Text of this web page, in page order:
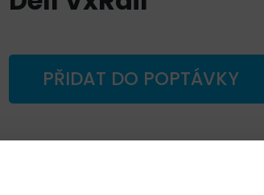
PŘIDAT DO POPTÁVKY